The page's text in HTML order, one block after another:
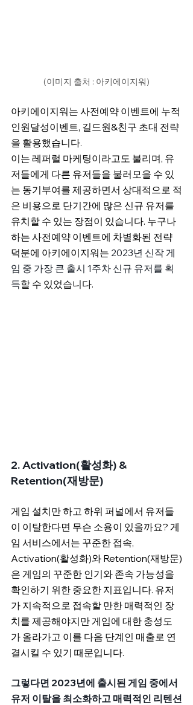
(이미지 출처 : 아키에이지워)
아키에이지워는 사전예약 이벤트에 누적
인원달성이벤트, 길드원&친구 초대 전략
을 활용했습니다.
이는 레퍼럴 마케팅이라고도 불리며, 유
저들에게 다른 유저들을 불러모을 수 있
는 동기부여를 제공하면서 상대적으로 적
은 비용으로 단기간에 많은 신규 유저를
유치할 수 있는 장점이 있습니다. 누구나
하는 사전예약 이벤트에 차별화된 전략
덕분에 아키에이지워는 2023년 신작 게
임 중 가장 큰 출시 1주차 신규 유저를 획
득할 수 있었습니다.
2. Activation(활성화) &
Retention(재방문)
게임 설치만 하고 하위 퍼널에서 유저들
이 이탈한다면 무슨 소용이 있을까요? 게
임 서비스에서는 꾸준한 접속,
Activation(활성화)와 Retention(재방문)
은 게임의 꾸준한 인기와 존속 가능성을
확인하기 위한 중요한 지표입니다. 유저
가 지속적으로 접속할 만한 매력적인 장
치를 제공해야지만 게임에 대한 충성도
가 올라가고 이를 다음 단계인 매출로 연
결시킬 수 있기 때문입니다.
그렇다면 2023년에 출시된 게임 중에서
유저 이탈을 최소화하고 매력적인 리텐션